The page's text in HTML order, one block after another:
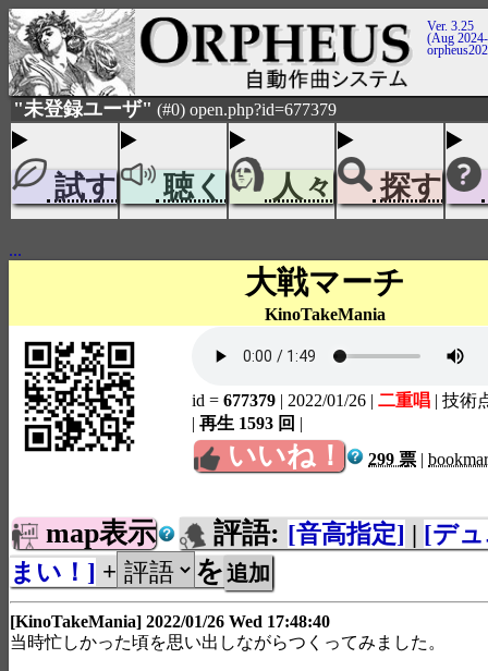
Ver. 3.25
(Aug
"未登録ユーザ" (#0) open.php?id=677379
試す 聴く 人々 探す
...
大戦マーチ
KinoTakeMania
id = 677379 | 2022/01/26 | 二重唱 | 技術
| 再生 1593 回 |
いいね！ 299 票 |
map表示 評語: [音高指定] | [デ
まい！] + を
[KinoTakeMania] 2022/01/26 Wed 17:48:40
当時忙しかった頃を思い出しながらつくってみました。